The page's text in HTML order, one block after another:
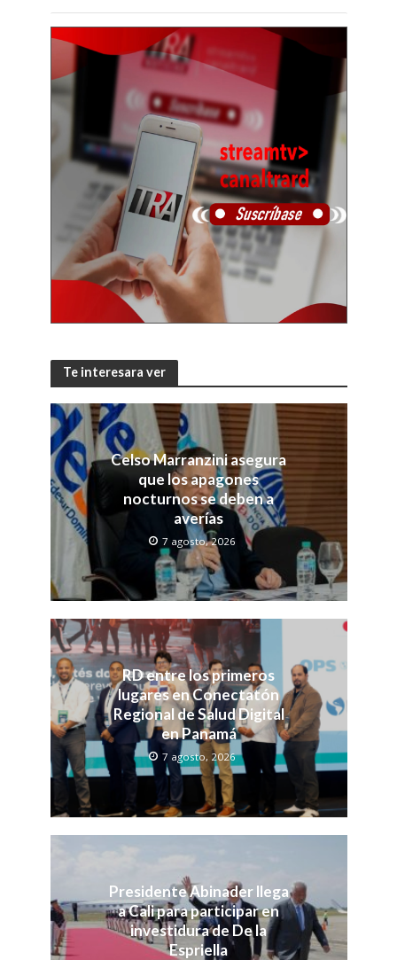
Te interesara ver
Celso Marranzini asegura
que los apagones
nocturnos se deben a
averías
7 agosto, 2026
RD entre los primeros
lugares en Conectatón
Regional de Salud Digital
en Panamá
7 agosto, 2026
Presidente Abinader llega
a Cali para participar en
investidura de De la
Espriella